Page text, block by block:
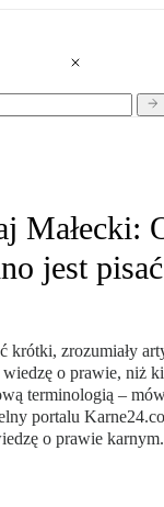
Małecki:
jest
krótki, zrozumiały
o prawie, niż
terminologią –
portalu
o prawie karnym.